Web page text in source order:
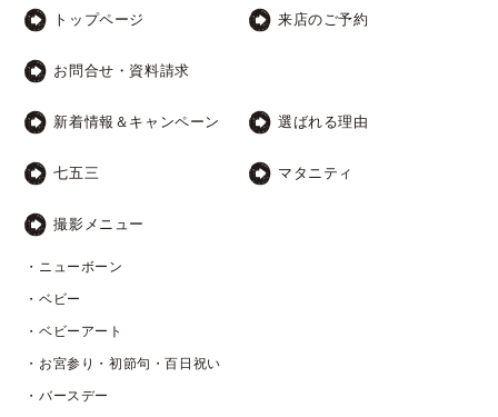
トップページ 来店のご予約
お問合せ・資料請求
新着情報＆キャンペーン 選ばれる理由
七五三 マタニティ
撮影メニュー
・ニューボーン
・ベビー
・ベビーアート
・お宮参り・初節句・百日祝い
・バースデー